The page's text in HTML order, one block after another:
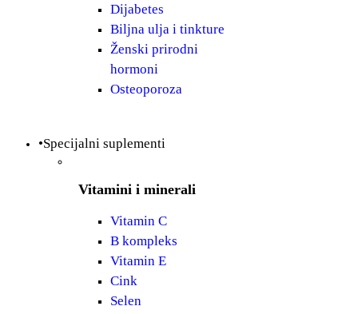
Dijabetes
Biljna ulja i tinkture
Ženski prirodni
hormoni
Osteoporoza
•Specijalni suplementi
Vitamini i minerali
Vitamin C
B kompleks
Vitamin E
Cink
Selen